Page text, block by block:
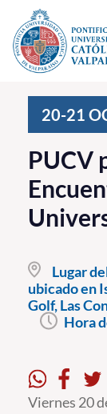
Click acá para ir
Investigación,
PUCV
Vinculación
Pregrado
Postgrado
Estudiantes
20-21
PUCV
Lugar
ubicado en
Golf, Las
Hora
Viernes 20